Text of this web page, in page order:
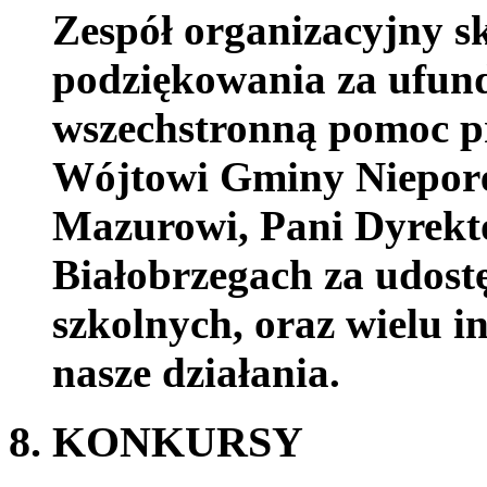
Zespół organizacyjny
podziękowania za
wszechstronną pomoc
Wójtowi Gminy
Mazurowi, Pani
Białobrzegach za
szkolnych, oraz wielu
nasze działania.
8. KONKURSY